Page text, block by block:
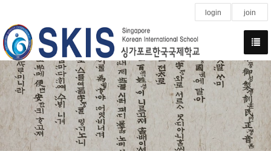
login join